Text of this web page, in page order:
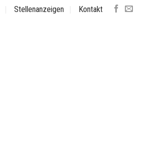
Stellenanzeigen Kontakt